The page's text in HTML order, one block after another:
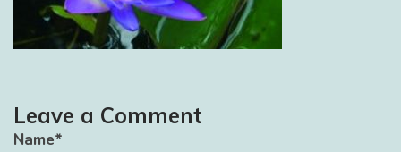
Leave a Comment
Name*